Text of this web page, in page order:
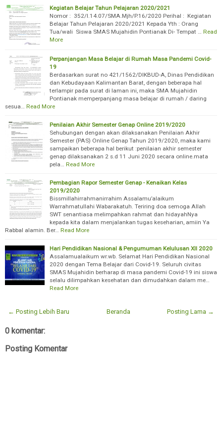
Kegiatan Belajar Tahun Pelajaran 2020/2021
Nomor : 352/I.14.07/SMA.Mjh/P.16/2020 Perihal : Kegiatan
Belajar Tahun Pelajaran 2020/2021 Kepada Yth : Orang
Tua/wali Siswa SMAS Mujahidin Pontianak Di- Tempat … Read
More
Perpanjangan Masa Belajar di Rumah Masa Pandemi Covid-
19
Berdasarkan surat no 421/1562/DIKBUD-A, Dinas Pendidikan
dan Kebudayaan Kalimantan Barat, dengan beberapa hal
terlampir pada surat di laman ini, maka SMA Mujahidin
Pontianak memperpanjang masa belajar di rumah / daring
sesua… Read More
Penilaian Akhir Semester Genap Online 2019/2020
Sehubungan dengan akan dilaksanakan Penilaian Akhir
Semester (PAS) Online Genap Tahun 2019/2020, maka kami
sampaikan beberapa hal berikut :penilaian akhir semester
genap dilaksanakan 2 s.d 11 Juni 2020 secara online.mata
pela… Read More
Pembagian Rapor Semester Genap - Kenaikan Kelas
2019/2020
Bissmillahirrahmanirrahim Assalamu’alaikum
Warrahmatullahi Wabarakatuh. Teriring doa semoga Allah
SWT senantiasa melimpahkan rahmat dan hidayahNya
kepada kita dalam menjalankan tugas keseharian, amiin Ya
Rabbal alamin. Ber… Read More
Hari Pendidikan Nasional & Pengumuman Kelulusan XII 2020
Assalamualaikum wr.wb. Selamat Hari Pendidikan Nasional
2020 dengan Tema Belajar dari Covid-19. Seluruh civitas
SMAS Mujahidin berharap di masa pandemi Covid-19 ini siswa
selalu dilimpahkan kesehatan dan dimudahkan dalam me…
Read More
← Posting Lebih Baru Posting Lama →
Beranda
0 komentar:
Posting Komentar